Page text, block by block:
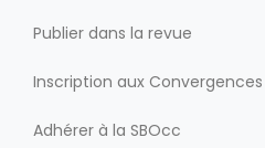
Publier dans la revue
Inscription aux
Adhérer à la SBOcc